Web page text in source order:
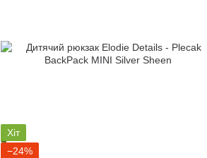
Хіт
−24%